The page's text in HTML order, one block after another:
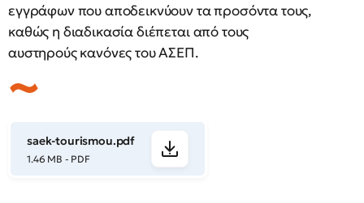
εγγράφων που αποδεικνύουν τα προσόντα τους,
καθώς η διαδικασία διέπεται από τους
αυστηρούς κανόνες του ΑΣΕΠ.
saek-tourismou.pdf
1.46 MB - PDF